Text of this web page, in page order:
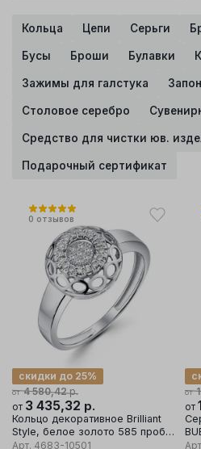
Кольца Цепи Серьги
Бусы Броши Булавки
Зажимы для галстука
Столовое серебро
Средство для чистки юв.
Подарочный сертификат
0 отзывов
от 4 580,42р.
скидки до 25%
от 3 435,32 р.
Кольцо декоративное Brilliant
Style, белое золото 585 проба,
вставка бриллиант
Арт. 4683-10501
от
от